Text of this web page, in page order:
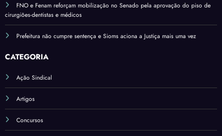
FNO e Fenam reforçam mobilização no Senado pela aprovação do piso de
cirurgiões-dentistas e médicos
Prefeitura não cumpre sentença e Sioms aciona a Justiça mais uma vez
CATEGORIA
Ação Sindical
Artigos
Concursos